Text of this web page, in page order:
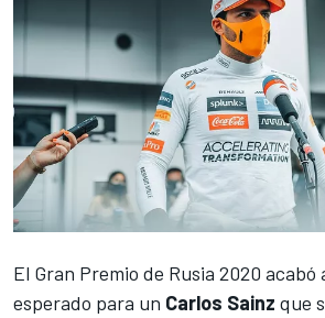
El Gran Premio de Rusia 2020 acabó
esperado para un Carlos Sainz que